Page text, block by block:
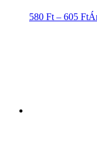
580 Ft – 605 Ft